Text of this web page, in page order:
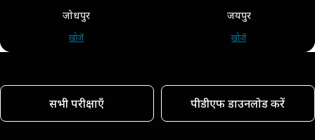
जोधपुर
खोजें
जयपुर
खोजें
सभी परीक्षाएँ पीडीएफ डाउनलोड करें